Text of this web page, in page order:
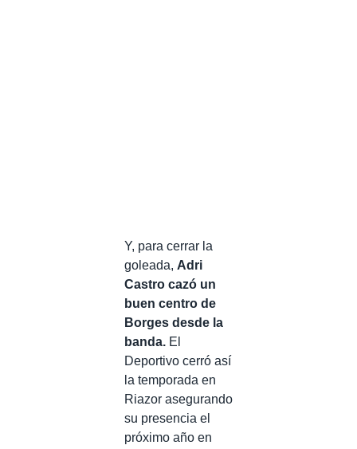
Y, para cerrar la
goleada, Adri
Castro cazó un
buen centro de
Borges desde la
banda. El
Deportivo cerró así
la temporada en
Riazor asegurando
su presencia el
próximo año en